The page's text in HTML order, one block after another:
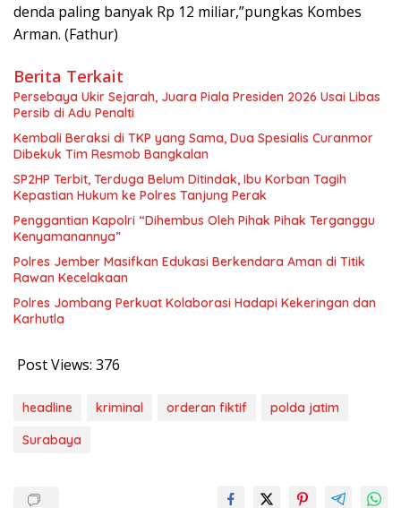
denda paling banyak Rp 12 miliar,”pungkas Kombes
Arman. (Fathur)
Berita Terkait
Persebaya Ukir Sejarah, Juara Piala Presiden 2026 Usai Libas
Persib di Adu Penalti
Kembali Beraksi di TKP yang Sama, Dua Spesialis Curanmor
Dibekuk Tim Resmob Bangkalan
SP2HP Terbit, Terduga Belum Ditindak, Ibu Korban Tagih
Kepastian Hukum ke Polres Tanjung Perak
Penggantian Kapolri “Dihembus Oleh Pihak Pihak Terganggu
Kenyamanannya”
Polres Jember Masifkan Edukasi Berkendara Aman di Titik
Rawan Kecelakaan
Polres Jombang Perkuat Kolaborasi Hadapi Kekeringan dan
Karhutla
Post Views: 376
headline kriminal orderan fiktif
polda jatim
Surabaya